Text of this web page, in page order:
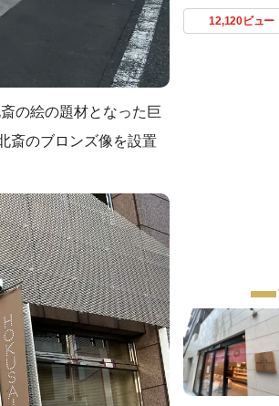
の絵の題材となった巨
斎のブロンズ像を設置
12,120ビュー